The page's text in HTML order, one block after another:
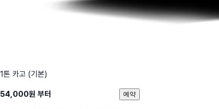
1톤 카고 (기본)
54,000원 부터 예약